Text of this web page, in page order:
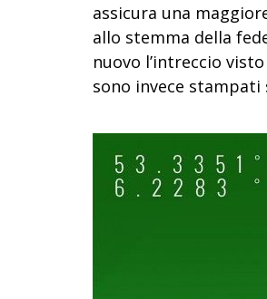
assicura una
allo stemma della
nuovo l’intreccio
sono invece stampati